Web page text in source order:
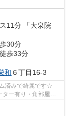
11分 「大泉院
30分
歩33分
和 ６丁目16-3
済みで綺麗です☆
ー有り・角部屋